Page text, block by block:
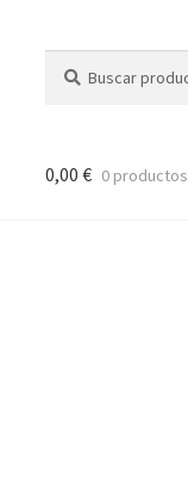
por:
0,00 € 0 productos